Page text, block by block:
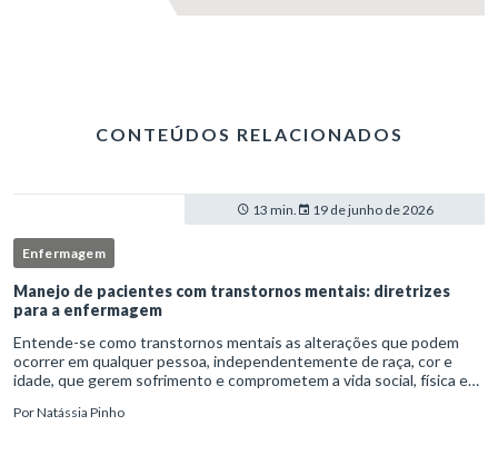
CONTEÚDOS RELACIONADOS
13 min. 19 de junho de 2026
Enfermagem
Manejo de pacientes com transtornos mentais: diretrizes
para a enfermagem
Entende-se como transtornos mentais as alterações que podem
ocorrer em qualquer pessoa, independentemente de raça, cor e
idade, que gerem sofrimento e comprometem a vida social, física e
PorNatássia Pinho